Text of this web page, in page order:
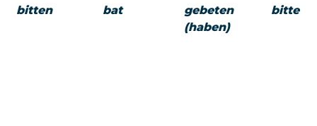
bitten bat
gebeten
(haben)
bitte